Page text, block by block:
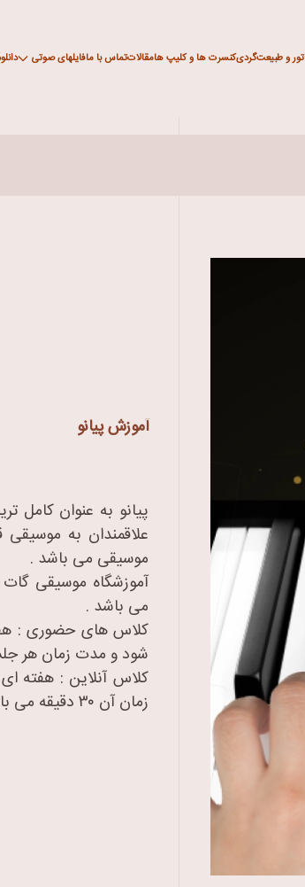
تور و طبیعت‌گردیکنسرت ها و کلیپ هامقالاتتماس با مافایلهای صوتی
آموزش پیانو
پیانو به عنوان کامل
علاقمندان به موسیقی
موسیقی می باشد .
آموزشگاه موسیقی
می باشد .
کلاس های حضوری :
شود و مدت زمان هر جلسه ۳۰ دقیقه می
کلاس آنلاین : هفته
زمان آن ۳۰ دقیقه می باشد .